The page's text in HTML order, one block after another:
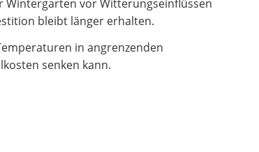
Wintergarten vor Witterungseinflüssen
bleibt länger erhalten.
in angrenzenden
senken kann.